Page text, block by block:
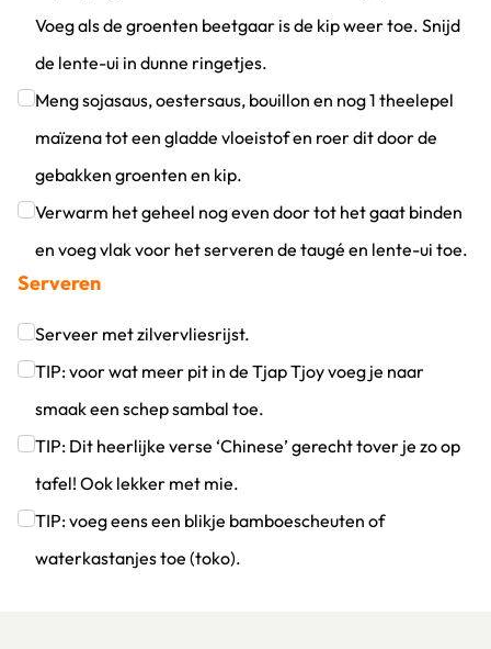
Voeg als de groenten beetgaar is de kip weer toe. Snijd
de lente-ui in dunne ringetjes.
Klik om dit selectievakje aan te vinken
Meng sojasaus, oestersaus, bouillon en nog 1 theelepel
maïzena tot een gladde vloeistof en roer dit door de
gebakken groenten en kip.
Klik om dit selectievakje aan te vinken
Verwarm het geheel nog even door tot het gaat binden
en voeg vlak voor het serveren de taugé en lente-ui toe.
Klik om dit selectievakje aan te vinken
Serveren
Serveer met zilvervliesrijst.
Klik om dit selectievakje aan te vinken
TIP: voor wat meer pit in de Tjap Tjoy voeg je naar
smaak een schep sambal toe.
Klik om dit selectievakje aan te vinken
TIP: Dit heerlijke verse ‘Chinese’ gerecht tover je zo op
tafel! Ook lekker met mie.
Klik om dit selectievakje aan te vinken
TIP: voeg eens een blikje bamboescheuten of
waterkastanjes toe (toko).